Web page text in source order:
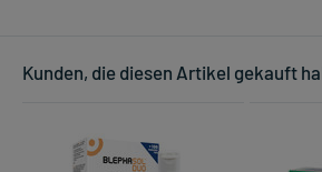
Kunden, die diesen Artikel gekauft